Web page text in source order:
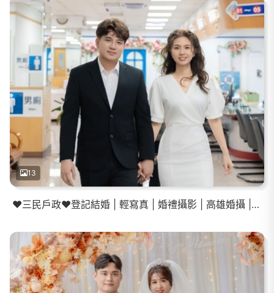
13
❤️三民戶政❤️登記結婚 | 輕寫真 | 婚禮攝影 | 高雄婚攝 |台南攝影